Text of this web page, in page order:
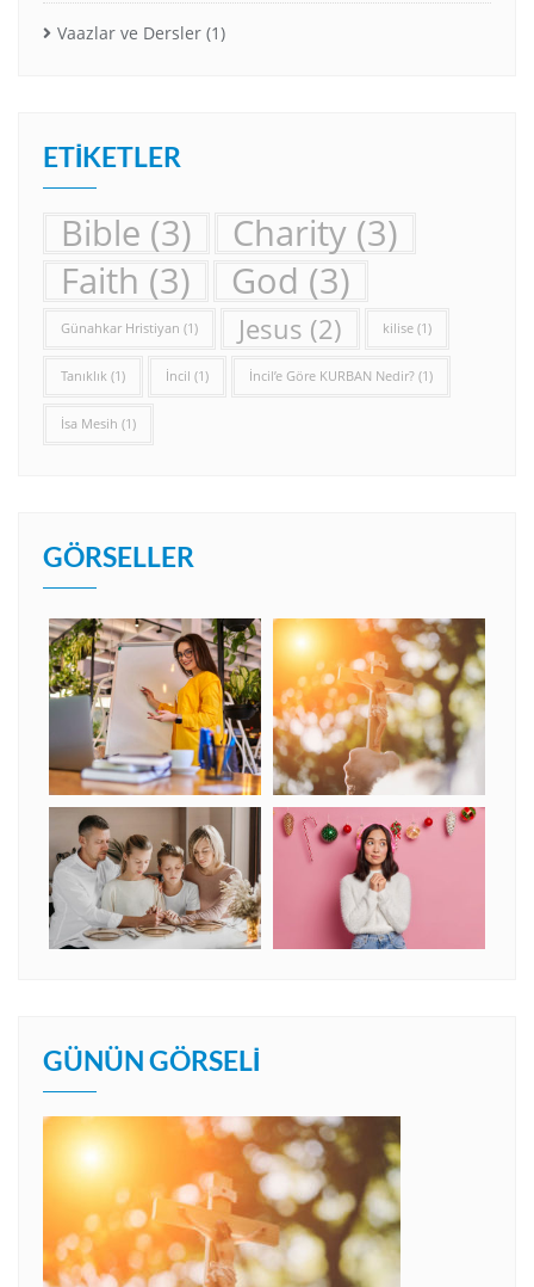
Vaazlar ve Dersler (1)
ETIKETLER
Bible (3) Charity (3)
Faith (3) God (3)
Günahkar Hristiyan (1) Jesus (2) kilise (1)
Tanıklık (1) İncil (1) İncil’e Göre KURBAN Nedir? (1)
İsa Mesih (1)
GÖRSELLER
GÜNÜN GÖRSELI